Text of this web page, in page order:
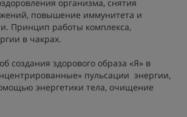
организма, снятия
повышение иммунитета и
Принцип работы комплекса,
в чакрах.
создания здорового образа «Я» в
пульсации энергии,
энергетики тела, очищение